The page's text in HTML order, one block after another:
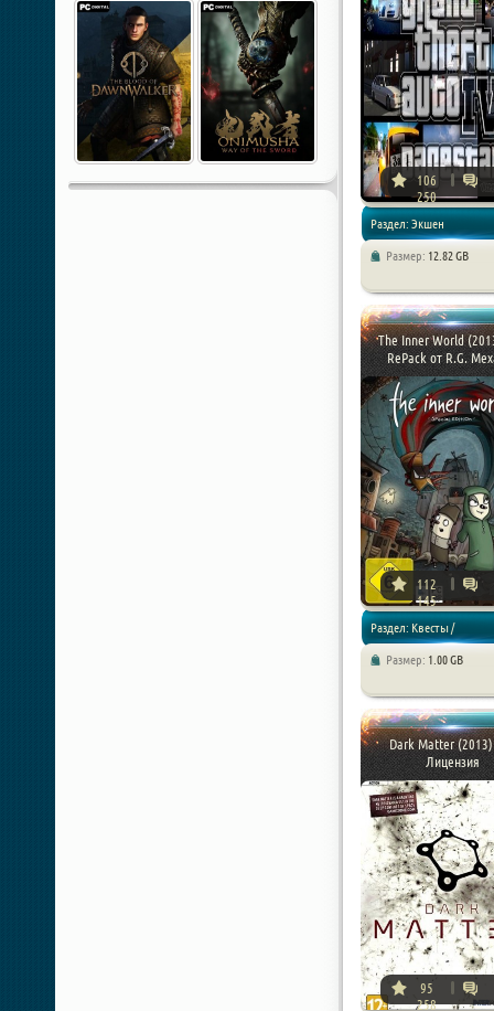
106
250
Раздел: Экшен
Размер: 12.82 GB
The Inner World
RePack от R.G.
112
145
Раздел: Квесты /
Размер: 1.00 GB
Dark Matter (2013)
Лицензия
95
258